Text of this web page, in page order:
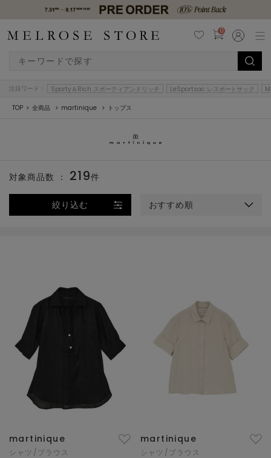
0
注目ワード： Sporty＆Rich スポーティアンドリッチ LeSportsac レスポートサック
TOP 全商品 martinique トップス
絞り込む おすすめ順
対象商品数 ： 219件
martinique
シャツ/ブラウス
martinique
シャツ/ブラウス